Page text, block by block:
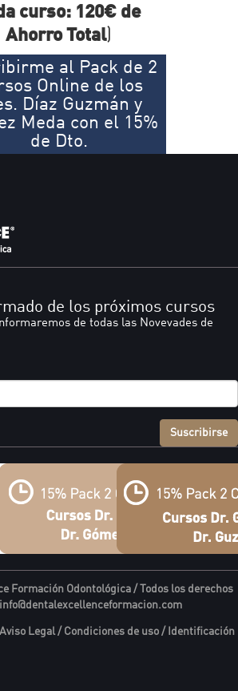
curso: 120€ de
Ahorro Total)
al Pack de 2
Online de los
Díaz Guzmán y
Meda con el 15%
de Dto.
de los próximos cursos
de todas las Novevades de
Suscribirse
Formación Odontológica / Todos los derechos
info@dentalexcellenceformacion.com
Aviso Legal/ Condiciones de uso / Identificación